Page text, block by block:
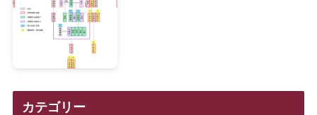
カテゴリー